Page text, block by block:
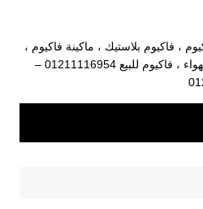
، فاكيوم بلاستيك ، ماكينة فاكيوم ،
ماكينة فاكيوم تغليف وسحب الهواء ، فاكيوم للبيع 01211116954 –